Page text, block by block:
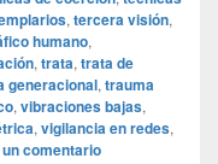
, tercera visión,
humano,
, trata, trata de
generacional, trauma
, vibraciones bajas,
, vigilancia en redes,
un comentario